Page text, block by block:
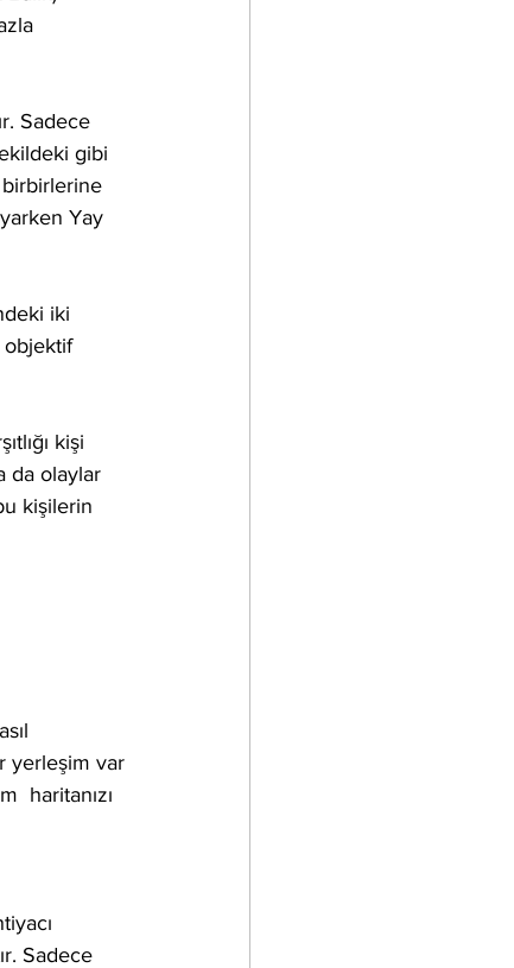
Sadece
gibi
Yay
iki
objektif
da olaylar
kişilerin
yerleşim var
haritanızı
Sadece